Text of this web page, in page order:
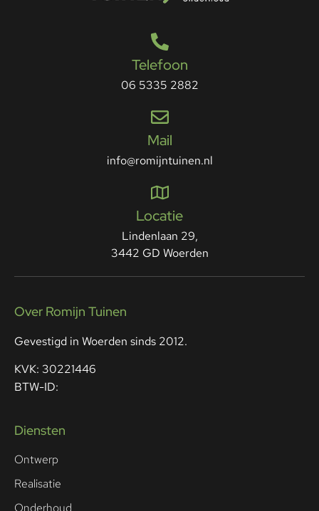
Telefoon
06 5335 2882
Mail
info@romijntuinen.nl
Locatie
Lindenlaan 29,
3442 GD Woerden
Over Romijn Tuinen
Gevestigd in Woerden sinds 2012.
KVK: 30221446
BTW-ID:
Diensten
Ontwerp
Realisatie
Onderhoud